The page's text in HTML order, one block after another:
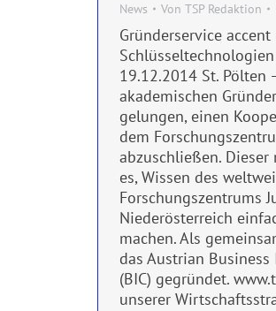
News Von TSP Redaktion
Gründerservice
19.12.2014 St. Pölten
akademischen
gelungen, einen
dem
abzuschließen.
es, Wissen des
Forschungszentrums
Niederösterreich
machen. Als
das Austrian
(BIC) gegründet.
unserer